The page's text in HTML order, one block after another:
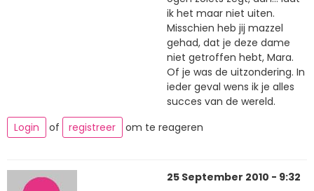
ik het maar niet uiten.
Misschien heb jij mazzel
gehad, dat je deze dame
niet getroffen hebt, Mara.
Of je was de uitzondering. In
ieder geval wens ik je alles
succes van de wereld.
Login
of registreer om te reageren
25 September 2010 - 9:32